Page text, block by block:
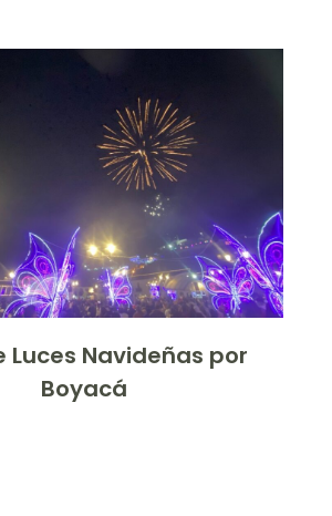
Luces Navideñas por
Boyacá